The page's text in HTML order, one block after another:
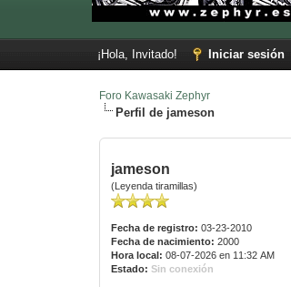
¡Hola, Invitado! Iniciar sesión
Foro Kawasaki Zephyr
Perfil de jameson
jameson
(Leyenda tiramillas)
Fecha de registro: 03-23-2010
Fecha de nacimiento: 2000
Hora local: 08-07-2026 en 11:32 AM
Estado: Sin conexión